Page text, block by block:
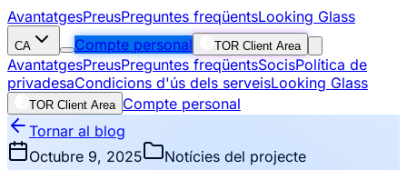
AvantatgesPreusPreguntes freqüentsLooking Glass
CA Compte personal TOR Client Area
AvantatgesPreusPreguntes freqüentsSocisPolítica de
privadesaCondicions d'ús dels serveisLooking Glass
TOR Client Area Compte personal
Tornar al blog
Octubre 9, 2025
Notícies del projecte